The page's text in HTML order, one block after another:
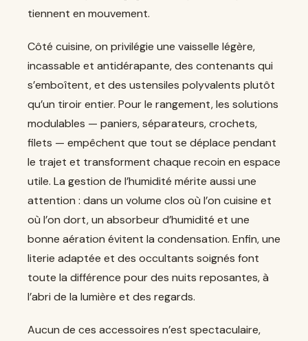
tiennent en mouvement.
Côté cuisine, on privilégie une vaisselle légère,
incassable et antidérapante, des contenants qui
s’emboîtent, et des ustensiles polyvalents plutôt
qu’un tiroir entier. Pour le rangement, les solutions
modulables — paniers, séparateurs, crochets,
filets — empêchent que tout se déplace pendant
le trajet et transforment chaque recoin en espace
utile. La gestion de l’humidité mérite aussi une
attention : dans un volume clos où l’on cuisine et
où l’on dort, un absorbeur d’humidité et une
bonne aération évitent la condensation. Enfin, une
literie adaptée et des occultants soignés font
toute la différence pour des nuits reposantes, à
l’abri de la lumière et des regards.
Aucun de ces accessoires n’est spectaculaire,